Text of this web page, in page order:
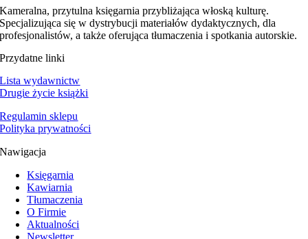
Kameralna, przytulna księgarnia przybliżająca włoską kulturę.
Specjalizująca się w dystrybucji materiałów dydaktycznych, dla
profesjonalistów, a także oferująca tłumaczenia i spotkania autorskie.
Przydatne linki
Lista wydawnictw
Drugie życie książki
Regulamin sklepu
Polityka prywatności
Nawigacja
Księgarnia
Kawiarnia
Tłumaczenia
O Firmie
Aktualności
Newsletter